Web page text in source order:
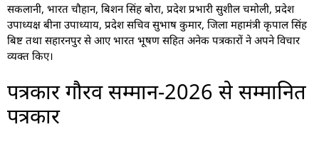
सकलानी, भारत चौहान, बिशन सिंह बोरा, प्रदेश प्रभारी सुशील चमोली, प्रदेश
उपाध्यक्ष बीना उपाध्याय, प्रदेश सचिव सुभाष कुमार, जिला महामंत्री कृपाल सिंह
बिष्ट तथा सहारनपुर से आए भारत भूषण सहित अनेक पत्रकारों ने अपने विचार
व्यक्त किए।
पत्रकार गौरव सम्मान-2026 से सम्मानित
पत्रकार